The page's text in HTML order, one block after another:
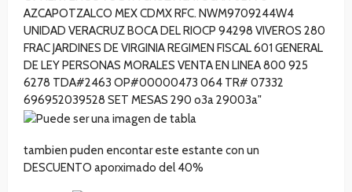
tambien puden encontar este estante con un
DESCUENTO aporximado del 40%